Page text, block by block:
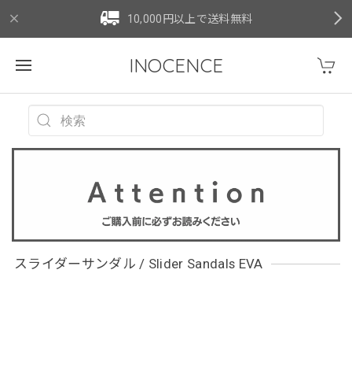
10,000円以上で送料無料
INOCENCE
スライダーサンダル / Slider Sandals EVA